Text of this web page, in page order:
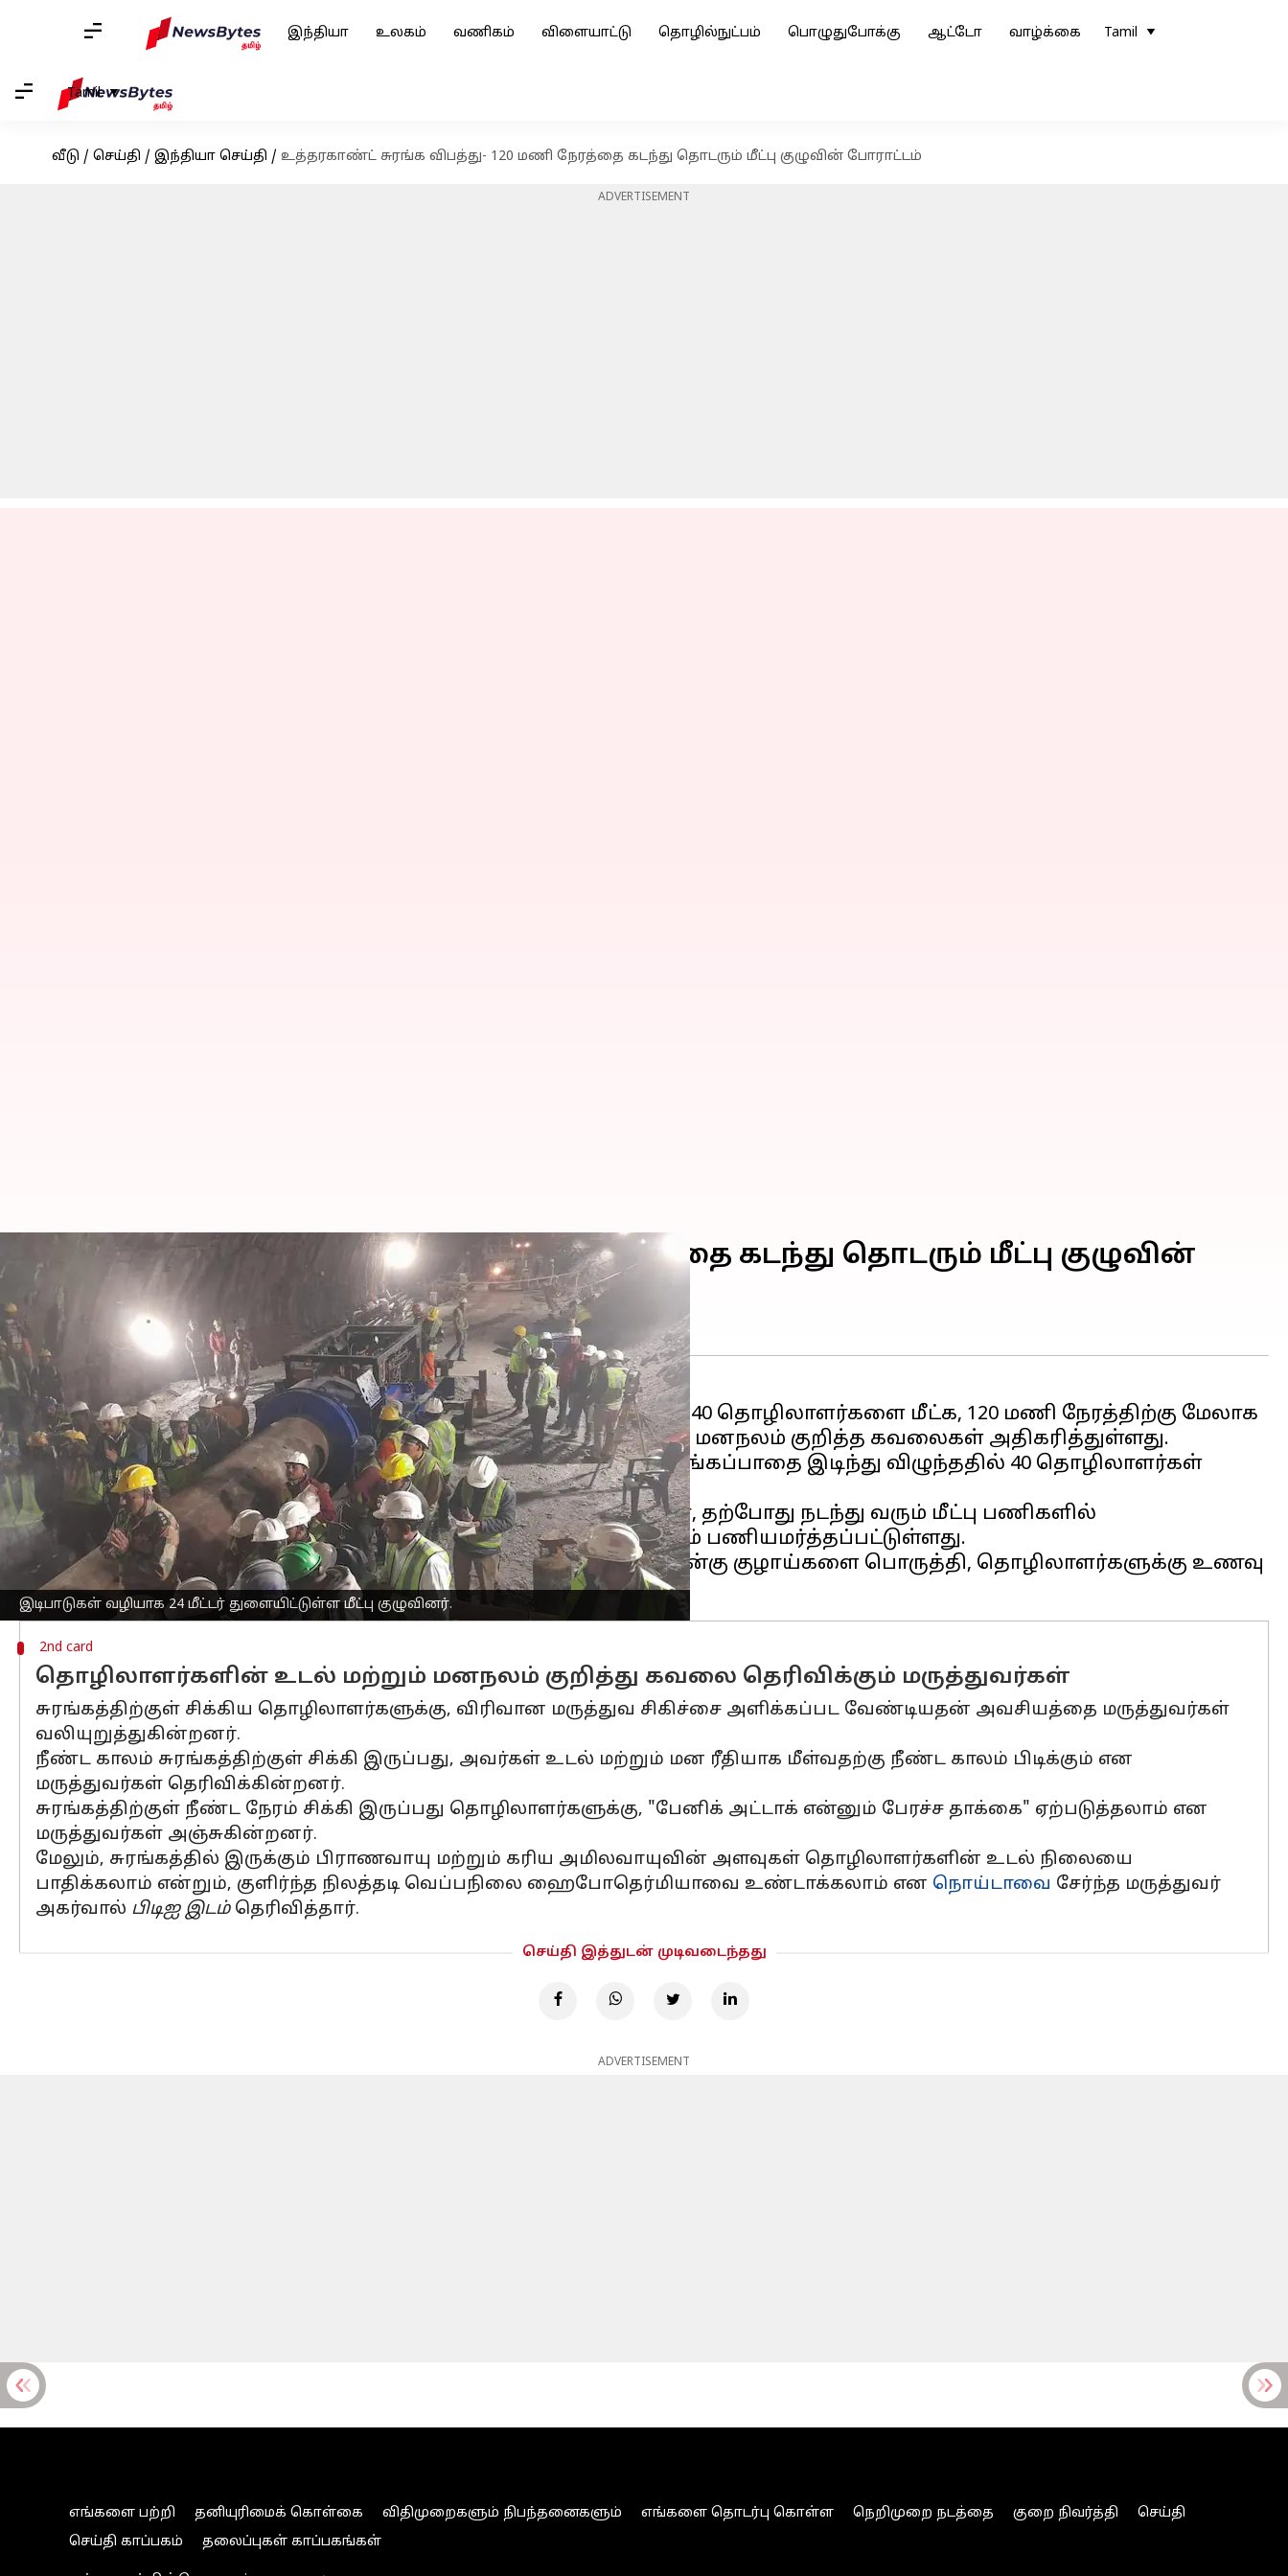
இந்தியா உலகம் வணிகம் விளையாட்டு தொழில்நுட்பம் பொழுதுபோக்கு ஆட்டோ வாழ்க்கை Tamil
Tamil
வீடு / செய்தி / இந்தியா செய்தி / உத்தரகாண்ட் சுரங்க விபத்து- 120 மணி நேரத்தை கடந்து தொடரும் மீட்பு குழுவின் போராட்டம்
ADVERTISEMENT
இடிபாடுகள் வழியாக 24 மீட்டர் துளையிட்டுள்ள மீட்பு குழுவினர்.
உத்தரகாண்ட் சுரங்க விபத்து- 120 மணி நேரத்தை கடந்து தொடரும் மீட்பு குழுவின்
போராட்டம்
எழுதியவர் Srinath r Nov 17, 2023 11:05 am
செய்தி முன்னோட்டம்
உத்தரகாண்டின்உத்தரகாசி மாவட்டத்தில் சுரங்கத்திற்குள் சிக்கிய 40 தொழிலாளர்களை மீட்க, 120 மணி நேரத்திற்கு மேலாக
மீட்பு குழுவினர் போராடிவரும் நிலையில், அவர்களின்உடல்மற்றும் மனநலம் குறித்த கவலைகள் அதிகரித்துள்ளது.
கடந்த நவம்பர் 12ஆம் தேதி, கட்டுமானத்தில் இருந்த சில்க்யாரா சுரங்கப்பாதை இடிந்து விழுந்ததில் 40 தொழிலாளர்கள்
தாய்லாந்துமற்றும் நார்வேநாட்டைச் சேர்ந்த சிறப்பு மீட்பு குழுவினர், தற்போது நடந்து வரும் மீட்பு பணிகளில்
இணைந்துள்ளனர். மேலும் 'அமெரிக்கன் ஆகர்' என்ற மீட்பு கருவியும் பணியமர்த்தப்பட்டுள்ளது.
இடிந்த சுரங்கத்தில் இடிபாடுகள் வழியாக 24 மீட்டர் துளையிட்டு, நான்கு குழாய்களை பொருத்தி, தொழிலாளர்களுக்கு உணவு
2nd card
தொழிலாளர்களின் உடல் மற்றும் மனநலம் குறித்து கவலை தெரிவிக்கும் மருத்துவர்கள்
சுரங்கத்திற்குள் சிக்கிய தொழிலாளர்களுக்கு, விரிவான மருத்துவ சிகிச்சை அளிக்கப்பட வேண்டியதன் அவசியத்தை மருத்துவர்கள்
வலியுறுத்துகின்றனர்.
நீண்ட காலம் சுரங்கத்திற்குள் சிக்கி இருப்பது, அவர்கள் உடல் மற்றும் மன ரீதியாக மீள்வதற்கு நீண்ட காலம் பிடிக்கும் என
மருத்துவர்கள் தெரிவிக்கின்றனர்.
சுரங்கத்திற்குள் நீண்ட நேரம் சிக்கி இருப்பது தொழிலாளர்களுக்கு, "பேனிக் அட்டாக் என்னும் பேரச்ச தாக்கை" ஏற்படுத்தலாம் என
மருத்துவர்கள் அஞ்சுகின்றனர்.
மேலும், சுரங்கத்தில் இருக்கும் பிராணவாயு மற்றும் கரிய அமிலவாயுவின் அளவுகள் தொழிலாளர்களின் உடல் நிலையை
பாதிக்கலாம் என்றும், குளிர்ந்த நிலத்தடி வெப்பநிலை ஹைபோதெர்மியாவை உண்டாக்கலாம் என நொய்டாவை சேர்ந்த மருத்துவர்
அகர்வால் பிடிஐ இடம்தெரிவித்தார்.
செய்தி இத்துடன் முடிவடைந்தது
ADVERTISEMENT
எங்களை பற்றி தனியுரிமைக் கொள்கை விதிமுறைகளும் நிபந்தனைகளும் எங்களை தொடர்பு கொள்ள நெறிமுறை நடத்தை குறை நிவர்த்தி
செய்தி
செய்தி காப்பகம்
தலைப்புகள் காப்பகங்கள்